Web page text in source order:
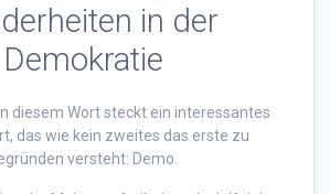
in der
Demokratie
diesem Wort steckt ein interessantes
das wie kein zweites das erste zu
versteht: Demo.